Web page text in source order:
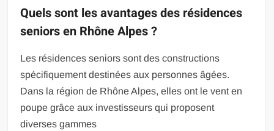
Quels sont les avantages des résidences
seniors en Rhône Alpes ?
Les résidences seniors sont des constructions
spécifiquement destinées aux personnes âgées.
Dans la région de Rhône Alpes, elles ont le vent en
poupe grâce aux investisseurs qui proposent
diverses gammes